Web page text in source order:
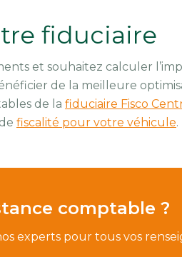
fiduciaire
et souhaitez calculer
de la meilleure
de la fiduciaire Fisco
fiscalité pour votre véhicule.
comptable ?
experts pour tous vos